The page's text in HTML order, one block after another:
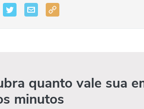
quanto vale sua
minutos